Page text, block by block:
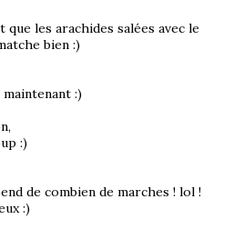
que les arachides salées avec le
bien :)
:)
:)
de combien de marches ! lol !
:)